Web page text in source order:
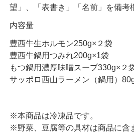
望」、「表書き」「名前」を備考
内容量
豊西牛生ホルモン250g×２袋
豊西牛鍋用つみれ200g×1袋
もつ鍋用濃厚味噌スープ330g×２
サッポロ西山ラーメン（鍋用）
※本商品は冷凍品です。
※野菜、豆腐等の具材は商品に含